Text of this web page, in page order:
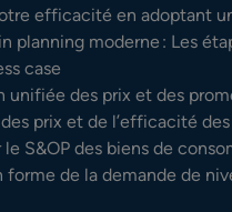
efficacité en adoptant
planning moderne : Les
case
unifiée des prix et des
prix et de l’efficacité
le S&OP des biens de
forme de la demande de